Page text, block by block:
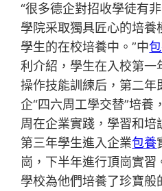
“很多德企對招收學徒有
學院采取獨具匠心的培養
學生的在校培養中。”中
利介紹，學生在入校第一
操作技能訓練后，第二年
企“四六周工學交替”培
周在企業實踐，學習和培
第三年學生進入企業包養
崗，下半年進行頂崗實習
學校為他們培養了珍寶般